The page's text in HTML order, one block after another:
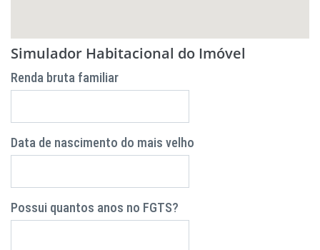
Simulador Habitacional do Imóvel
Renda bruta familiar
Data de nascimento do mais velho
Possui quantos anos no FGTS?